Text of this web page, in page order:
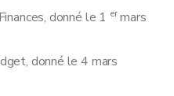
donné le 1 ermars
donné le 4 mars